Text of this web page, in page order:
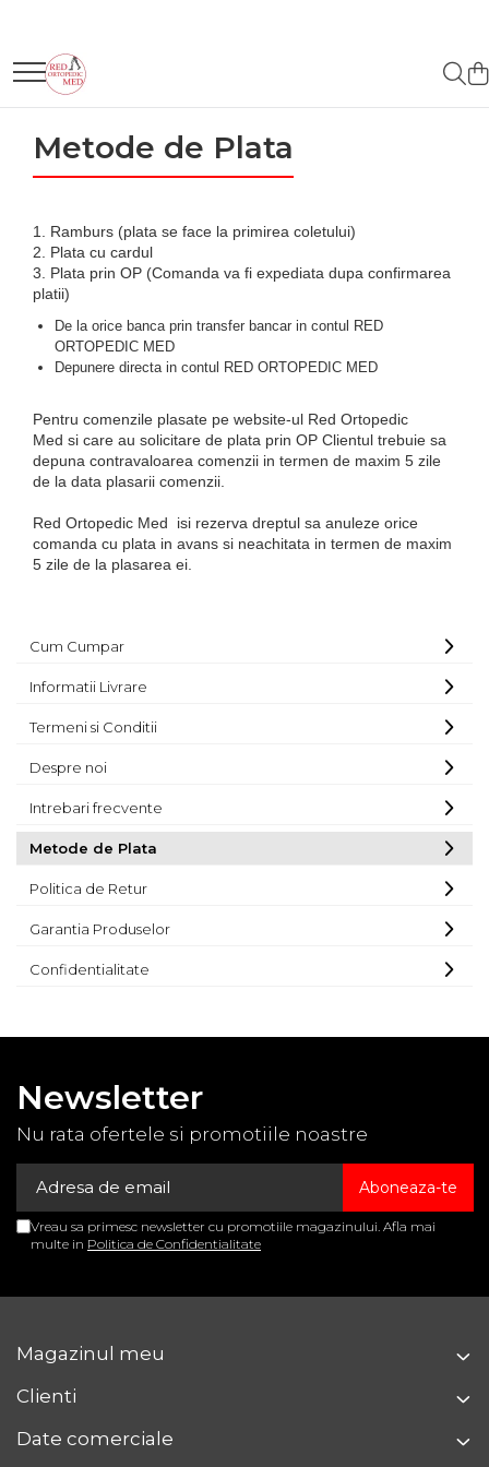
DISPOZITIVE MEDICALE PENTRU RECUPERARE
ORTEZE
COLOANA VERTEBRALA
TORACE SI ABDOMEN
MEMBRU INFERIOR
INGHINAL
PROTEZE
PROTEZE PENTRU MEMBRUL
SUPERIOR
PROTEZE PENTRU MEMBRUL
ORTEZE PE MASURA
INDIVIDUALA
ORTEZE PENTRU MEMBRUL
ORTEZE PENTRU MEMBRUL
INFERIOR
PROTEZA EXTERNA DE SAN
SI ACCESORII
SUSTINATORI PLANTARI
DISPOZITIVE DE MERS
CARJE
SCAUNE CU ROTILE
BASTOANE
ACCESORII
INGRIJIRE LA DOMICILIU
COMPRESE STERILE
CONSUMABILE MEDICALE SI
ALEZE
BONETE/MASTI/BOTOSEI
IGIENA SI INGRIJIRE
GIMNASTICA MEDICALA
INALTATOR WC
PAT MEDICAL
PERNE ORTOPEDICE
PLASTURI
PRODUSE ABENA
SALTELE ANTIESCARE
SCAUNE DE TOALETA
SCUTECE
PRODUSE HARTMANN
BENZI TAPING
COMPRESE STERILE
FASA ELASTICA
PLASTURI
TERMOMETRE
APARATURA MEDICALA
APARATE AEROSOLI
APARATE DE MASAJ
APARATE
EKG SI PULSOXIMETRE
GAMA BEURER
GLUCOMETRE
OXIGENOTERAPIE
STETOSCOAPE
STETOSCOAPE
STETOSCOAPE LITTMANN
TENSIOMETRE
PLASE CHIRURGICALE
PLASE CHIRURGICALE 2P
COMPOSITE
PLASE CHIRURGICALE
EVOLUTION
PLASE CHIRURGICALE
DISPOZITIVE PENTRU INCONTINENTA URINARA
BANDELETE PENTRU
INCONTINENTA URINARA
INSTRUMENTAR CHIRURGICAL
BISTURIE
FOARFECI
INSTRUMENTAR
PENSE
TRUSE/CUTII/TAVITE
UNIFORME SI SABOTI MEDICALI
SABOTI MEDICALI
UNIFORME MEDICALE
HALATE
PANTALONI SI BLUZE
MEDICALE
BONETE
ARTICOLE SPORTIVE
SUPORT DEGETE
SUPORT INCHEIETURA
SUPORT COT
GLEZNIERE
SUPORT GAMBA
GENUNCHIERE
SUPORT COAPSA
GIMNASTICA
Metode de Plata
1. Ramburs (plata se face la primirea coletului)
2. Plata cu cardul
3. Plata prin OP (Comanda va fi expediata dupa confirmarea
platii)
De la orice banca prin transfer bancar in contul RED
ORTOPEDIC MED
Depunere directa in contul RED ORTOPEDIC MED
Pentru comenzile plasate pe website-ul Red Ortopedic
Med si care au solicitare de plata prin OP Clientul trebuie sa
depuna contravaloarea comenzii in termen de maxim 5 zile
de la data plasarii comenzii.
Red Ortopedic Med isi rezerva dreptul sa anuleze orice
comanda cu plata in avans si neachitata in termen de maxim
5 zile de la plasarea ei.
Cum Cumpar
Informatii Livrare
Termeni si Conditii
Despre noi
Intrebari frecvente
Metode de Plata
Politica de Retur
Garantia Produselor
Confidentialitate
Newsletter
Nu rata ofertele si promotiile noastre
Vreau sa primesc newsletter cu promotiile magazinului. Afla mai
multe in Politica de Confidentialitate
Magazinul meu
Clienti
Date comerciale